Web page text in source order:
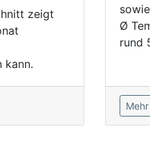
zeigt
kann.
Ø
rund